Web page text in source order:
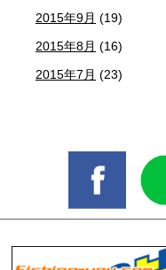
2015年9月 (19)
2015年8月 (16)
2015年7月 (23)